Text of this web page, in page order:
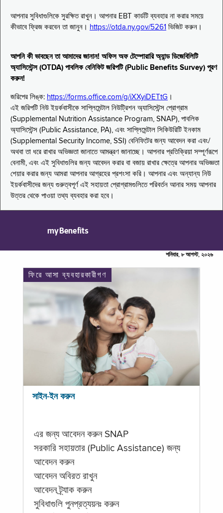
আপনার সুবিধাগুলিকে সুরক্ষিত রাখুন। আপনার EBT কার্ডটি ব্যবহার না করার সময়ে
কীভাবে ফ্রিজ করবেন তা জানুন। https://otda.ny.gov/5261 ভিজিট করুন।
আপনি কী ভাবছেন তা আমাদের জানান! অফিস অফ টেম্পোরারি অ্যান্ড ডিজেবিলিটি
অ্যাসিস্টেন্স (OTDA) পাবলিক বেনিফিট জরিপটি (Public Benefits Survey) পূরণ
করুন!
জরিপের লিঙ্ক: https://forms.office.com/g/iXXyiDETtG ।
এই জরিপটি নিউ ইয়র্কবাসীকে সাপ্লিমেন্টাল নিউট্রিশন অ্যাসিস্টেন্স প্রোগ্রাম
(Supplemental Nutrition Assistance Program, SNAP), পাবলিক
অ্যাসিস্টেন্স (Public Assistance, PA), এবং সাপ্লিমেন্টাল সিকিউরিটি ইনকাম
(Supplemental Security Income, SSI) বেনিফিটের জন্য আবেদন করা এবং/
অথবা তা ধরে রাখার অভিজ্ঞতা জানাতে আমন্ত্রণ জানাচ্ছে। আপনার প্রতিক্রিয়া সম্পূর্ণরূপে
বেনামী, এবং এই সুবিধাগুলির জন্য আবেদন করার বা বজায় রাখার ক্ষেত্রে আপনার অভিজ্ঞতা
শেয়ার করার জন্য আমরা আপনার আগ্রহের প্রশংসা করি। আপনার এবং অন্যান্য নিউ
ইয়র্কবাসীদের জন্য গুরুত্বপূর্ণ এই সহায়তা প্রোগ্রামগুলিতে পরিবর্তন আনার সময় আপনার
উত্তর থেকে পাওয়া তথ্য ব্যবহার করা হবে।
myBenefits
শনিবার, ৮ আগস্ট, ২০২৬
ফিরে আসা ব্যবহারকারীগণ
সাইন-ইন করুন
এর জন্য আবেদন করুন SNAP
সরকারি সহায়তার (Public Assistance) জন্য
আবেদন করুন
আবেদন অবিরত রাখুন
আবেদন ট্র্যাক করুন
সুবিধাগুলি পুনপ্রত্যয়নঃ করুন